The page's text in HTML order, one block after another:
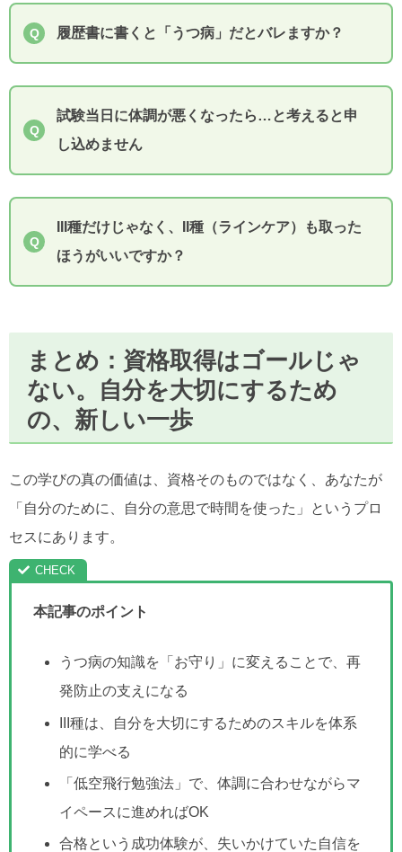
履歴書に書くと「うつ病」だとバレますか？
試験当日に体調が悪くなったら…と考えると申
し込めません
III種だけじゃなく、II種（ラインケア）も取った
ほうがいいですか？
まとめ：資格取得はゴールじゃ
ない。自分を大切にするため
の、新しい一歩
この学びの真の価値は、資格そのものではなく、あなたが
「自分のために、自分の意思で時間を使った」というプロ
セスにあります。
本記事のポイント
うつ病の知識を「お守り」に変えることで、再
発防止の支えになる
III種は、自分を大切にするためのスキルを体系
的に学べる
「低空飛行勉強法」で、体調に合わせながらマ
イペースに進めればOK
合格という成功体験が、失いかけていた自信を